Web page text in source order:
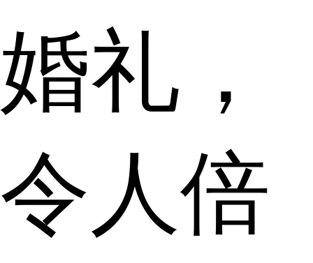
婚礼，
令人倍